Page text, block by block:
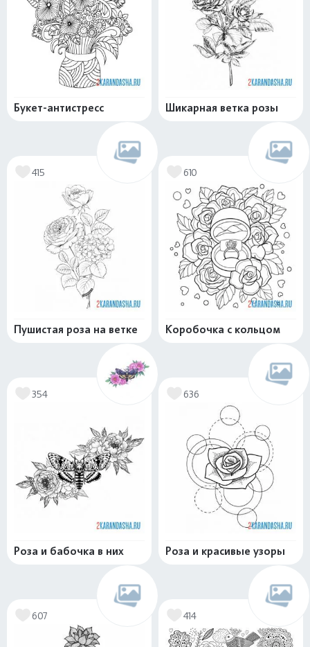
Букет-антистресс Шикарная ветка розы
415
Пушистая роза на ветке
610
Коробочка с кольцом
354
Роза и бабочка в них
636
Роза и красивые узоры
607 414